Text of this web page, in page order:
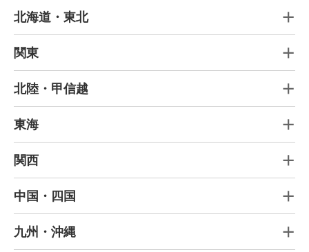
北海道・東北
関東
北陸・甲信越
東海
関西
中国・四国
九州・沖縄